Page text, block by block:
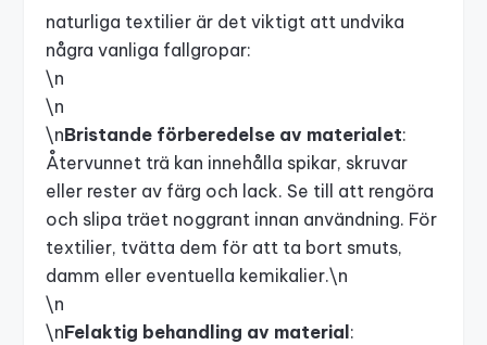
naturliga textilier är det viktigt att undvika
några vanliga fallgropar:
\n
\n
\nBristande förberedelse av materialet:
Återvunnet trä kan innehålla spikar, skruvar
eller rester av färg och lack. Se till att rengöra
och slipa träet noggrant innan användning. För
textilier, tvätta dem för att ta bort smuts,
damm eller eventuella kemikalier.\n
\n
\nFelaktig behandling av material :